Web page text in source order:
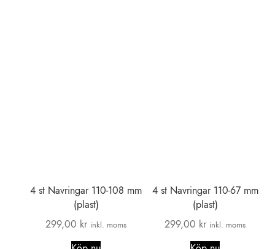
4 st Navringar 110-108 mm
(plast)
299,00 kr inkl. moms
4 st Navringar 110-67 mm
(plast)
299,00 kr inkl. moms